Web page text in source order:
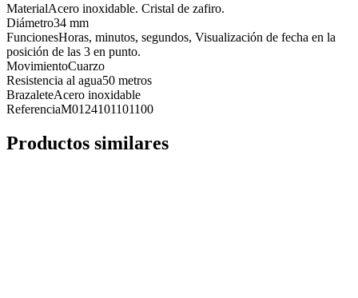
MaterialAcero inoxidable. Cristal de zafiro.
Diámetro34 mm
FuncionesHoras, minutos, segundos, Visualización de fecha en la
posición de las 3 en punto.
MovimientoCuarzo
Resistencia al agua50 metros
BrazaleteAcero inoxidable
ReferenciaM0124101101100
Productos similares